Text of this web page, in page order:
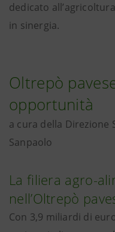
dedicato
in sinergia.
Oltrepò
opportunità
a cura della Direzione
Sanpaolo
La filiera agro-
nell’Oltrepò
Con 3,9 miliardi di